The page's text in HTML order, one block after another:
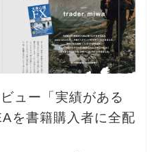
ュー「実績がある
を書籍購入者に全配